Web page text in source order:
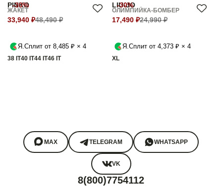
-30%
PINKO
ЖАКЕТ
33,940 ₽48,490 ₽
Я.Сплит от 8,485 ₽ × 4
38 IT40 IT44 IT46 IT
-30%
LIU-JO
ОЛИМПИЙКА-БОМБЕР
17,490 ₽24,990 ₽
Я.Сплит от 4,373 ₽ × 4
XL
MAX TELEGRAM WHATSAPP
VK
8(800)7754112